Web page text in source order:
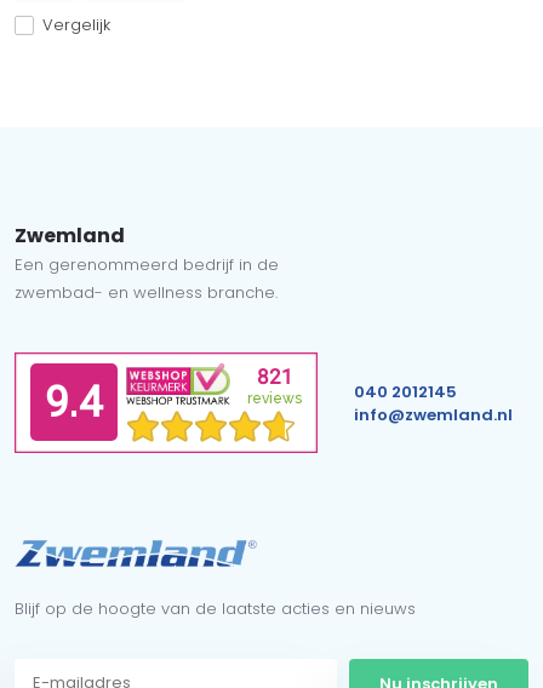
Vergelijk
Zwemland
Een gerenommeerd bedrijf in de
zwembad- en wellness branche.
040 2012145
info@zwemland.nl
Blijf op de hoogte van de laatste acties en nieuws
Nu inschrijven